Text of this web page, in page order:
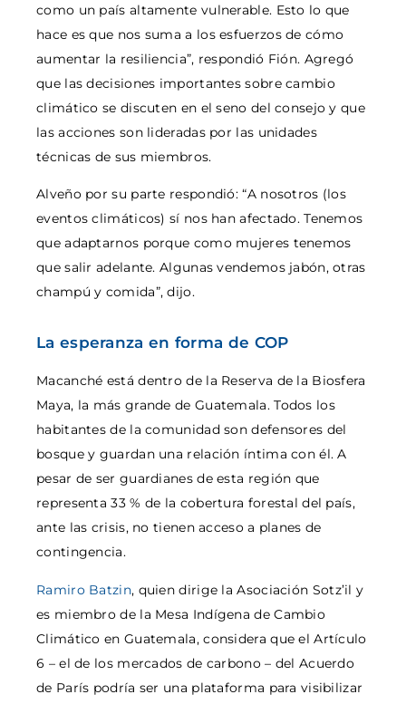
como un país altamente vulnerable. Esto lo que
hace es que nos suma a los esfuerzos de cómo
aumentar la resiliencia”, respondió Fión. Agregó
que las decisiones importantes sobre cambio
climático se discuten en el seno del consejo y que
las acciones son lideradas por las unidades
técnicas de sus miembros.
Alveño por su parte respondió: “A nosotros (los
eventos climáticos) sí nos han afectado. Tenemos
que adaptarnos porque como mujeres tenemos
que salir adelante. Algunas vendemos jabón, otras
champú y comida”, dijo.
La esperanza en forma de COP
Macanché está dentro de la Reserva de la Biosfera
Maya, la más grande de Guatemala. Todos los
habitantes de la comunidad son defensores del
bosque y guardan una relación íntima con él. A
pesar de ser guardianes de esta región que
representa 33 % de la cobertura forestal del país,
ante las crisis, no tienen acceso a planes de
contingencia.
Ramiro Batzin, quien dirige la Asociación Sotz’il y
es miembro de la Mesa Indígena de Cambio
Climático en Guatemala, considera que el Artículo
6 – el de los mercados de carbono – del Acuerdo
de París podría ser una plataforma para visibilizar